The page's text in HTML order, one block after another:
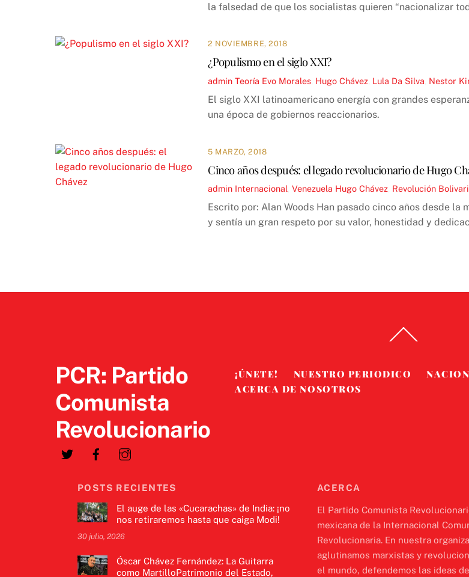
la falsedad de que los socialistas quieren “nacionalizar
2 NOVIEMBRE, 2018
¿Populismo en el siglo XXI?
admin Teoría Evo Morales Hugo Chávez Lula Da Silva Nestor
El siglo XXI latinoamericano energía con grandes
una época de gobiernos reaccionarios.
5 MARZO, 2018
Cinco años después: el legado revolucionario de Hugo
admin Internacional ,Venezuela Hugo Chávez Revolución
Escrito por: Alan Woods Han pasado cinco años desde la
y sentía un gran respeto por su valor, honestidad y
To
PCR: Partido
Comunista
Revolucionario
¡ÚNETE! NUESTRO PERIODICO
ACERCA DE NOSOTROS
POSTS RECIENTES
El auge de las «Cucarachas» de India: ¡no
nos retiraremos hasta que caiga Modi!
30 julio, 2026
Óscar Chávez Fernández: La Guitarra
como MartilloPatrimonio del Estado,
ACERCA
El Partido Comunista
mexicana de la Internacional
Revolucionaria. En nuestra
aglutinamos marxistas y
el mundo, defendemos las ideas